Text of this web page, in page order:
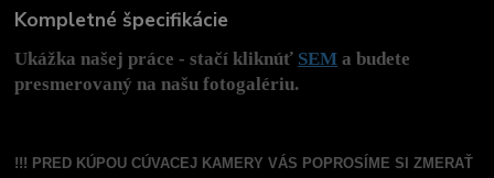
Kompletné špecifikácie
Ukážka našej práce - stačí kliknúť SEM a budete
presmerovaný na našu fotogalériu.
!!! PRED KÚPOU CÚVACEJ KAMERY VÁS POPROSÍME SI ZMERAŤ